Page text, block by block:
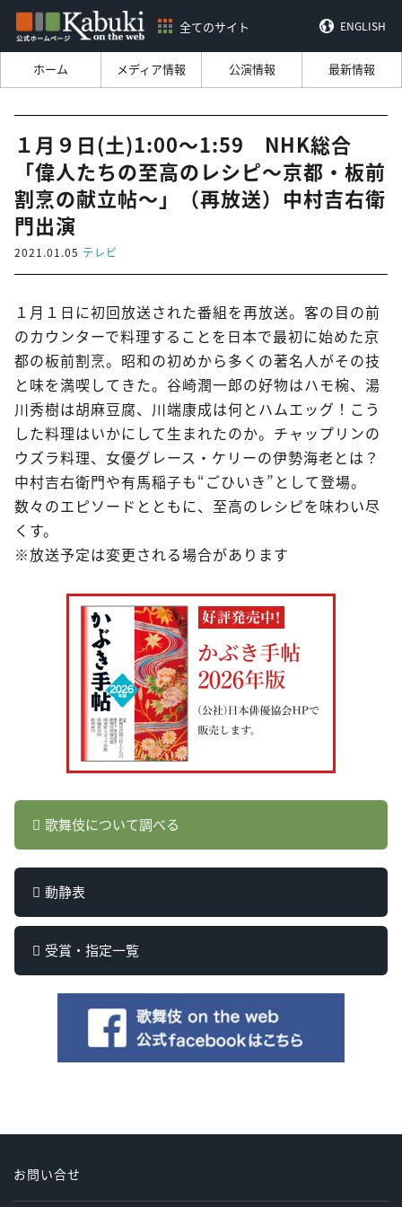
全てのサイト ENGLISH
ホーム メディア情報 公演情報 最新情報
１月９日(土)1:00～1:59 NHK総合
「偉人たちの至高のレシピ～京都・板前
割烹の献立帖～」（再放送）中村吉右衛
門出演
2021.01.05 テレビ
１月１日に初回放送された番組を再放送。客の目の前
のカウンターで料理することを日本で最初に始めた京
都の板前割烹。昭和の初めから多くの著名人がその技
と味を満喫してきた。谷崎潤一郎の好物はハモ椀、湯
川秀樹は胡麻豆腐、川端康成は何とハムエッグ！こう
した料理はいかにして生まれたのか。チャップリンの
ウズラ料理、女優グレース・ケリーの伊勢海老とは？
中村吉右衛門や有馬稲子も“ごひいき”として登場。
数々のエピソードとともに、至高のレシピを味わい尽
くす。
※放送予定は変更される場合があります
歌舞伎について調べる
動静表
受賞・指定一覧
お問い合せ